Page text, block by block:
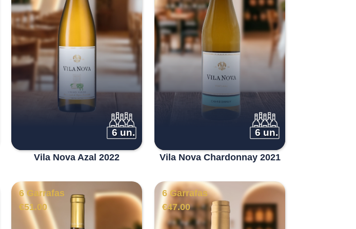
6 un.
Vila Nova Azal 2022
6 un.
Vila Nova Chardonnay 2021
6 Garrafas
€51.00
6 Garrafas
€47.00